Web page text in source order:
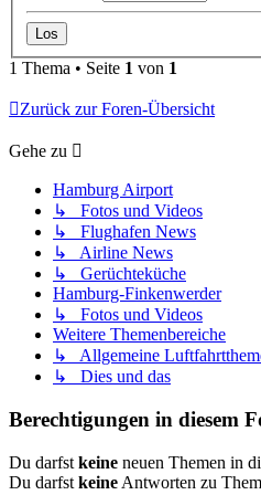
1 Thema • Seite 1 von 1
Zurück zur Foren-Übersicht
Gehe zu
Hamburg Airport
↳ Fotos und Videos
↳ Flughafen News
↳ Airline News
↳ Gerüchteküche
Hamburg-Finkenwerder
↳ Fotos und Videos
Weitere Themenbereiche
↳ Allgemeine
↳ Dies und das
Berechtigungen in diesem
Du darfst keine neuen Themen in
Du darfst keine Antworten zu